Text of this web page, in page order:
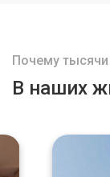
Почему тысячи
В наших